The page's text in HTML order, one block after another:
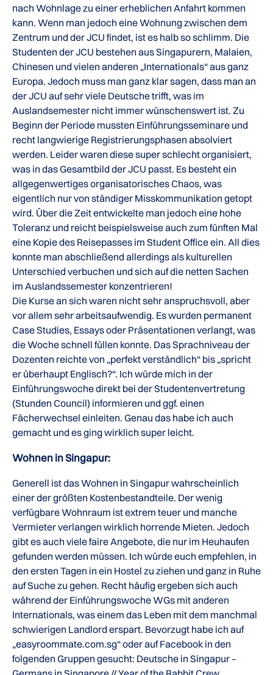
nach Wohnlage zu einer erheblichen Anfahrt kommen
kann. Wenn man jedoch eine Wohnung zwischen dem
Zentrum und der JCU findet, ist es halb so schlimm. Die
Studenten der JCU bestehen aus Singapurern, Malaien,
Chinesen und vielen anderen „Internationals“ aus ganz
Europa. Jedoch muss man ganz klar sagen, dass man an
der JCU auf sehr viele Deutsche trifft, was im
Auslandsemester nicht immer wünschenswert ist. Zu
Beginn der Periode mussten Einführungsseminare und
recht langwierige Registrierungsphasen absolviert
werden. Leider waren diese super schlecht organisiert,
was in das Gesamtbild der JCU passt. Es besteht ein
allgegenwertiges organisatorisches Chaos, was
eigentlich nur von ständiger Misskommunikation getopt
wird. Über die Zeit entwickelte man jedoch eine hohe
Toleranz und reicht beispielsweise auch zum fünften Mal
eine Kopie des Reisepasses im Student Office ein. All dies
konnte man abschließend allerdings als kulturellen
Unterschied verbuchen und sich auf die netten Sachen
im Auslandssemester konzentrieren!
Die Kurse an sich waren nicht sehr anspruchsvoll, aber
vor allem sehr arbeitsaufwendig. Es wurden permanent
Case Studies, Essays oder Präsentationen verlangt, was
die Woche schnell füllen konnte. Das Sprachniveau der
Dozenten reichte von „perfekt verständlich“ bis „spricht
er überhaupt Englisch?“. Ich würde mich in der
Einführungswoche direkt bei der Studentenvertretung
(Stunden Council) informieren und ggf. einen
Fächerwechsel einleiten. Genau das habe ich auch
gemacht und es ging wirklich super leicht.
Wohnen in Singapur:
Generell ist das Wohnen in Singapur wahrscheinlich
einer der größten Kostenbestandteile. Der wenig
verfügbare Wohnraum ist extrem teuer und manche
Vermieter verlangen wirklich horrende Mieten. Jedoch
gibt es auch viele faire Angebote, die nur im Heuhaufen
gefunden werden müssen. Ich würde euch empfehlen, in
den ersten Tagen in ein Hostel zu ziehen und ganz in Ruhe
auf Suche zu gehen. Recht häufig ergeben sich auch
während der Einführungswoche WGs mit anderen
Internationals, was einem das Leben mit dem manchmal
schwierigen Landlord erspart. Bevorzugt habe ich auf
„easyroommate.com.sg“ oder auf Facebook in den
folgenden Gruppen gesucht: Deutsche in Singapur –